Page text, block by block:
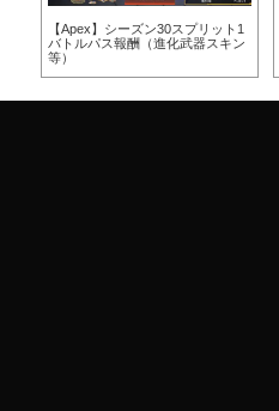
【Apex】シーズン30スプリット1
バトルパス報酬（進化武器スキン
等）